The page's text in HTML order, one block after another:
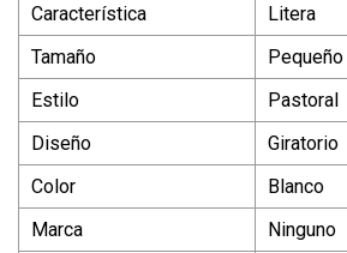
Característica
Litera
Tamaño
Pequeño
Estilo
Pastoral
Diseño
Giratorio
Color
Blanco
Marca
Ninguno